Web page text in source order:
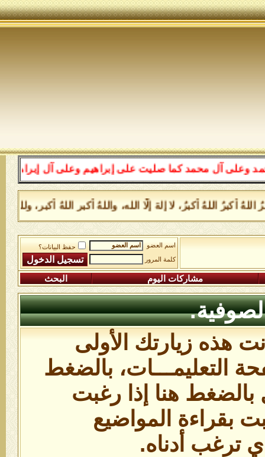
كما صليت على إبراهيم وعلى آل إبراهيم إنك حميد
اللهُ أكبرُ، لا إلهَ إلَّا الله، واللهُ أكبر اللهُ أكبر، ولله
اسم العضو
حفظ البيانات؟
كلمة المرور
مشاركات اليوم البحث
هذه زيارتك الأولى
التعليمـــات، بالضغط
بالضغط هنا إذا رغبت
بقراءة المواضيع
ترغب أدناه.